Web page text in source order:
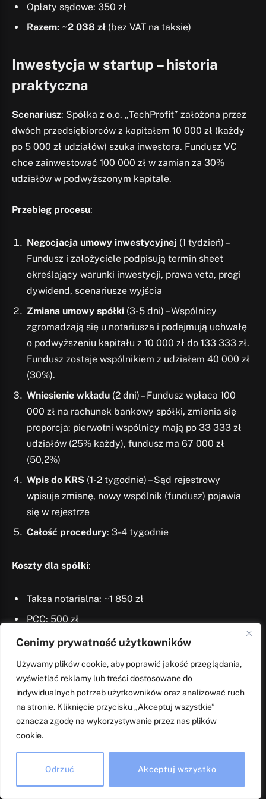
Cenimy prywatność użytkowników
Używamy plików cookie, aby poprawić jakość przeglądania,
wyświetlać reklamy lub treści dostosowane do
indywidualnych potrzeb użytkowników oraz analizować ruch
na stronie. Kliknięcie przycisku „Akceptuj wszystkie”
oznacza zgodę na wykorzystywanie przez nas plików
cookie.
Odrzuć Akceptuj wszystko
Opłaty sądowe: 350 zł
Razem: ~2 038 zł (bez VAT na taksie)
Inwestycja w startup – historia
praktyczna
Scenariusz: Spółka z o.o. „TechProfit” założona przez
dwóch przedsiębiorców z kapitałem 10 000 zł (każdy
po 5 000 zł udziałów) szuka inwestora. Fundusz VC
chce zainwestować 100 000 zł w zamian za 30%
udziałów w podwyższonym kapitale.
Przebieg procesu:
Negocjacja umowy inwestycyjnej (1 tydzień) –
Fundusz i założyciele podpisują termin sheet
określający warunki inwestycji, prawa veta, progi
dywidend, scenariusze wyjścia
Zmiana umowy spółki (3-5 dni) – Wspólnicy
zgromadzają się u notariusza i podejmują uchwałę
o podwyższeniu kapitału z 10 000 zł do 133 333 zł.
Fundusz zostaje wspólnikiem z udziałem 40 000 zł
(30%).
Wniesienie wkładu (2 dni) – Fundusz wpłaca 100
000 zł na rachunek bankowy spółki, zmienia się
proporcja: pierwotni wspólnicy mają po 33 333 zł
udziałów (25% każdy), fundusz ma 67 000 zł
(50,2%)
Wpis do KRS (1-2 tygodnie) – Sąd rejestrowy
wpisuje zmianę, nowy wspólnik (fundusz) pojawia
się w rejestrze
Całość procedury: 3-4 tygodnie
Koszty dla spółki:
Taksa notarialna: ~1 850 zł
PCC: 500 zł
Opłaty sądowe: 350 zł
Razem: ~2 700 zł
Inwestycja funduszu przyniosła: kapitał na rozwój,
doświadczonych doradców, dostęp do sieci
inwestorów. Procedura przebiegła sprawnie dzięki
zaangażowaniu notariusza, który zagwarantował, że
wszystkie wymagane formalności zostały spełnione.